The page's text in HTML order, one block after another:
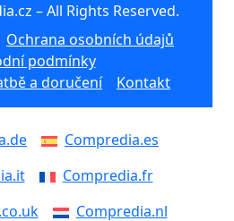
– All Rights Reserved.
Ochrana osobních údajů
podmínky
a doručení
Kontakt
Compredia.es
Compredia.fr
Compredia.nl